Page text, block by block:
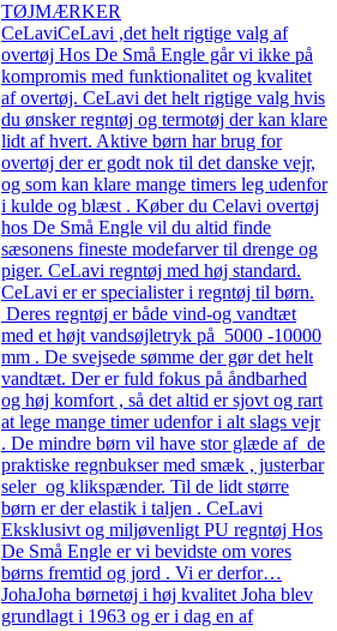
TØJMÆRKER
CeLaviCeLavi ,det helt rigtige valg af
overtøj Hos De Små Engle går vi ikke på
kompromis med funktionalitet og kvalitet
af overtøj. CeLavi det helt rigtige valg hvis
du ønsker regntøj og termotøj der kan klare
lidt af hvert. Aktive børn har brug for
overtøj der er godt nok til det danske vejr,
og som kan klare mange timers leg udenfor
i kulde og blæst . Køber du Celavi overtøj
hos De Små Engle vil du altid finde
sæsonens fineste modefarver til drenge og
piger. CeLavi regntøj med høj standard.
CeLavi er er specialister i regntøj til børn.
Deres regntøj er både vind-og vandtæt
med et højt vandsøjletryk på 5000 -10000
mm . De svejsede sømme der gør det helt
vandtæt. Der er fuld fokus på åndbarhed
og høj komfort , så det altid er sjovt og rart
at lege mange timer udenfor i alt slags vejr
. De mindre børn vil have stor glæde af de
praktiske regnbukser med smæk , justerbar
seler og klikspænder. Til de lidt større
børn er der elastik i taljen . CeLavi
Eksklusivt og miljøvenligt PU regntøj Hos
De Små Engle er vi bevidste om vores
børns fremtid og jord . Vi er derfor…
JohaJoha børnetøj i høj kvalitet Joha blev
grundlagt i 1963 og er i dag en af